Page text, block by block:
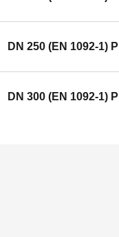
DN 250 (EN 1092-1)
DN 300 (EN 1092-1)